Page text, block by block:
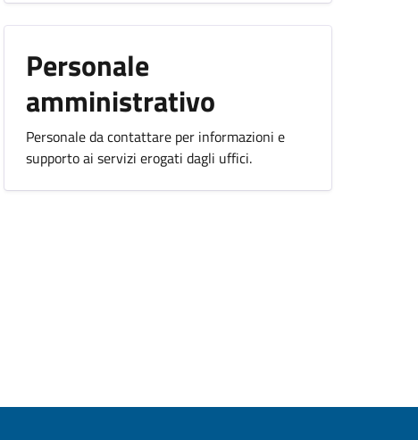
Personale
amministrativo
Personale da contattare per informazioni e
supporto ai servizi erogati dagli uffici.